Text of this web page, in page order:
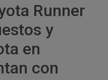
Runner
y
en
con